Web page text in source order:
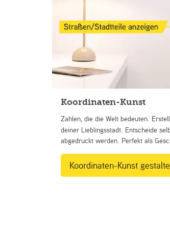
Koordinaten-Kunst
Zahlen, die die Welt bedeuten.
deiner Lieblingsstadt. Entscheide
abgedruckt werden. Perfekt als
Koordinaten-Kunst